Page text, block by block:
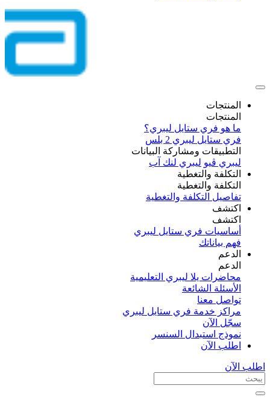
المنتجات
المنتجات
ما هو فري ستايل ليبري؟
فري ستايل ليبري 2 بلس​
التطبيقات ومشاركة البيانات
ليبري ڤيو ليبري لنك آب
التكلفة والتغطية
التكلفة والتغطية
تفاصيل التكلفة والتغطية
اكتشف​
اكتشف​
أساسيات فري ستايل ليبري
فهم بياناتك
الدعم
الدعم
محاضرات يلا ليبري التعليمية
الأسئلة الشائعة
تواصل معنا
مراكز خدمة فري ستايل ليبري
سجّل الآن​
نموذج استبدال السنسر
اطلب الآن
اطلب الآن